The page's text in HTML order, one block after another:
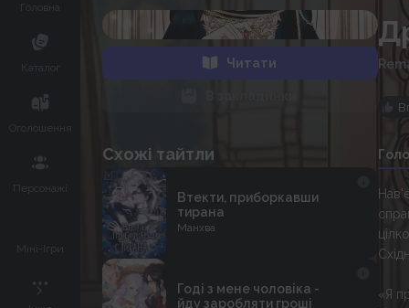
Головна
Каталог
Оголошення
Персонажі
Міні-Ігри
Читати
Схожі тайтли
Втекти, приборкавши
тирана
Манхва
Годі з мене чоловіка -
йду заробляти гроші
«Я